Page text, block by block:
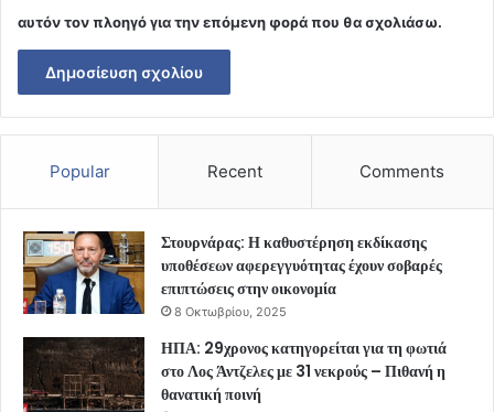
αυτόν τον πλοηγό για την επόμενη φορά που θα σχολιάσω.
Popular Recent Comments
Στουρνάρας: Η καθυστέρηση εκδίκασης
υποθέσεων αφερεγγυότητας έχουν σοβαρές
επιπτώσεις στην οικονομία
8 Οκτωβρίου, 2025
ΗΠΑ: 29χρονος κατηγορείται για τη φωτιά
στο Λος Άντζελες με 31 νεκρούς – Πιθανή η
θανατική ποινή